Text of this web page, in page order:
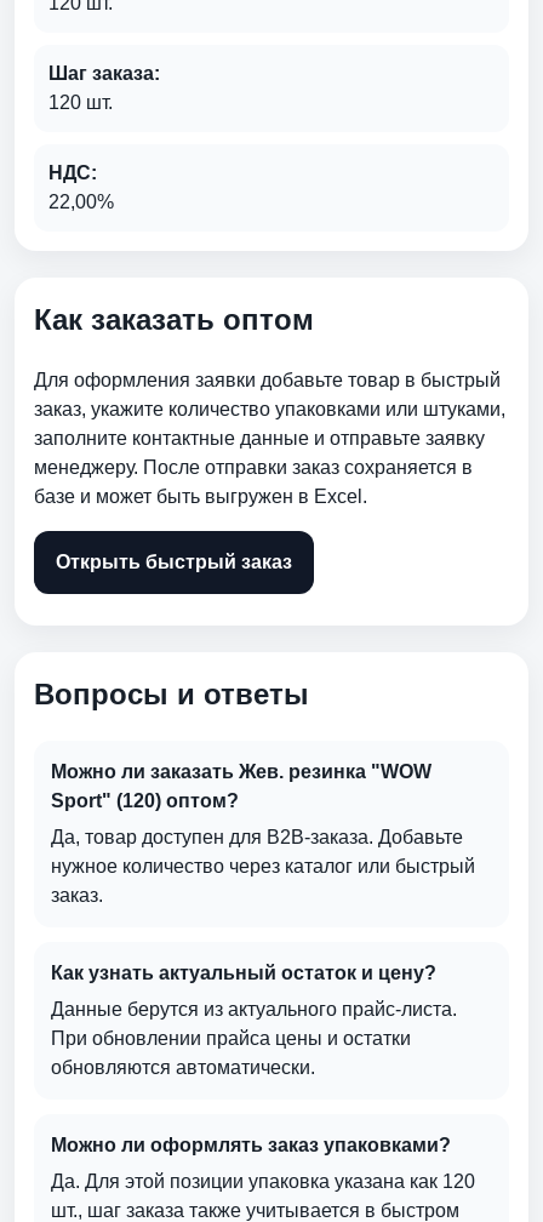
Шаг заказа:
120 шт.
НДС:
22,00%
Как заказать оптом
Для оформления заявки добавьте товар в быстрый
заказ, укажите количество упаковками или штуками,
заполните контактные данные и отправьте заявку
менеджеру. После отправки заказ сохраняется в
базе и может быть выгружен в Excel.
Открыть быстрый заказ
Вопросы и ответы
Можно ли заказать Жев. резинка "WOW
Sport" (120) оптом?
Да, товар доступен для B2B-заказа. Добавьте
нужное количество через каталог или быстрый
заказ.
Как узнать актуальный остаток и цену?
Данные берутся из актуального прайс-листа.
При обновлении прайса цены и остатки
обновляются автоматически.
Можно ли оформлять заказ упаковками?
Да. Для этой позиции упаковка указана как 120
шт., шаг заказа также учитывается в быстром